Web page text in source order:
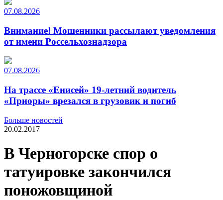
07.08.2026
Внимание! Мошенники рассылают уведомления
от имени Россельхознадзора
07.08.2026
На трассе «Енисей» 19-летний водитель
«Приоры» врезался в грузовик и погиб
Больше новостей
20.02.2017
В Черногорске спор о
татуировке закончился
поножовщиной